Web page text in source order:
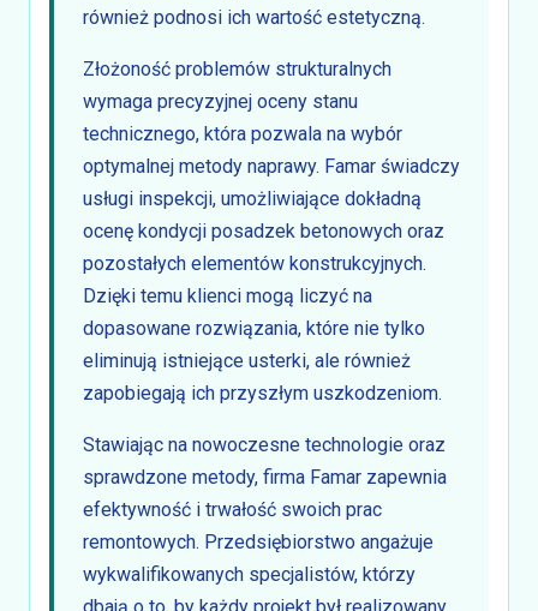
również podnosi ich wartość estetyczną.
Złożoność problemów strukturalnych
wymaga precyzyjnej oceny stanu
technicznego, która pozwala na wybór
optymalnej metody naprawy. Famar świadczy
usługi inspekcji, umożliwiające dokładną
ocenę kondycji posadzek betonowych oraz
pozostałych elementów konstrukcyjnych.
Dzięki temu klienci mogą liczyć na
dopasowane rozwiązania, które nie tylko
eliminują istniejące usterki, ale również
zapobiegają ich przyszłym uszkodzeniom.
Stawiając na nowoczesne technologie oraz
sprawdzone metody, firma Famar zapewnia
efektywność i trwałość swoich prac
remontowych. Przedsiębiorstwo angażuje
wykwalifikowanych specjalistów, którzy